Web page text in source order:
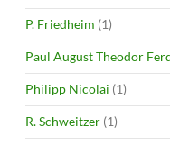
P. Friedheim (1)
Paul August Theodor
Philipp Nicolai (1)
R. Schweitzer (1)